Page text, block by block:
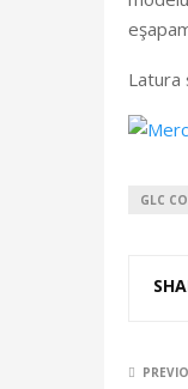
Latura
GLC